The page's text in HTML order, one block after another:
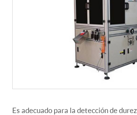
Es adecuado para la detección de